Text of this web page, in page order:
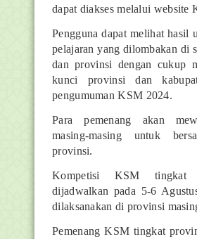
dapat diakses melalui website
Pengguna dapat melihat hasil
pelajaran yang dilombakan di
dan provinsi dengan cukup
kunci provinsi dan
pengumuman KSM 2024.
Para pemenang akan
masing-masing untuk
provinsi.
Kompetisi KSM tingkat
dijadwalkan pada 5-6
dilaksanakan di provinsi
Pemenang KSM tingkat